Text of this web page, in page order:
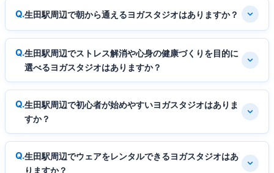
生田駅周辺で朝から通えるヨガスタジオはありますか？
生田駅周辺でストレス解消や心身の健康づくりを目的に
選べるヨガスタジオはありますか？
生田駅周辺で初心者が始めやすいヨガスタジオはありま
すか？
生田駅周辺でウェアをレンタルできるヨガスタジオはあ
りますか？